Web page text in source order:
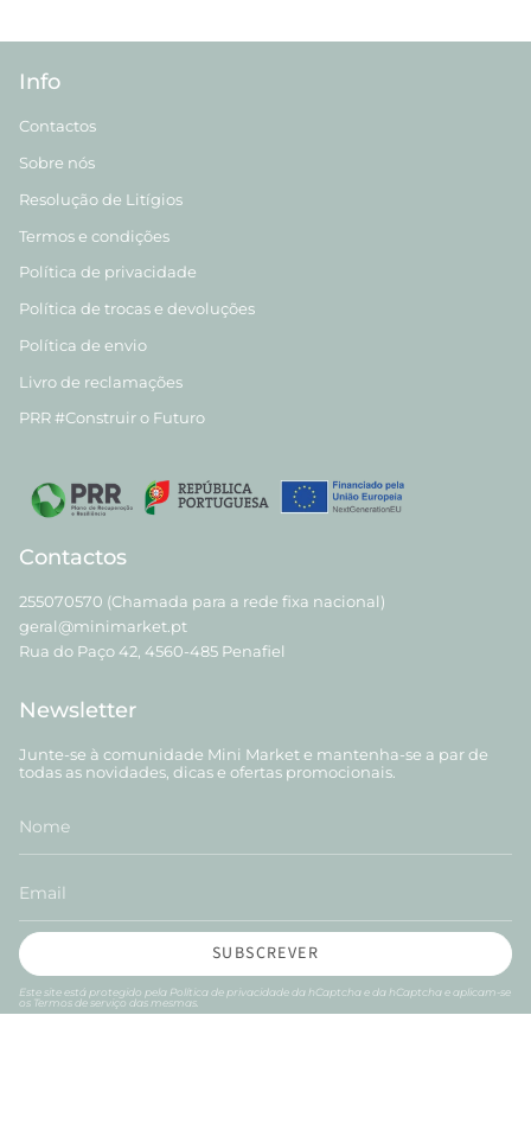
Info
Contactos
Sobre nós
Resolução de Litígios
Termos e condições
Política de privacidade
Política de trocas e devoluções
Política de envio
Livro de reclamações
PRR #Construir o Futuro
Contactos
255070570 (Chamada para a rede fixa nacional)
geral@minimarket.pt
Rua do Paço 42, 4560-485 Penafiel
Newsletter
Junte-se à comunidade Mini Market e mantenha-se a par de
todas as novidades, dicas e ofertas promocionais.
SUBSCREVER
Este site está protegido pela Política de privacidadeda hCaptcha e da hCaptcha e aplicam-se
os Termos de serviço das mesmas.